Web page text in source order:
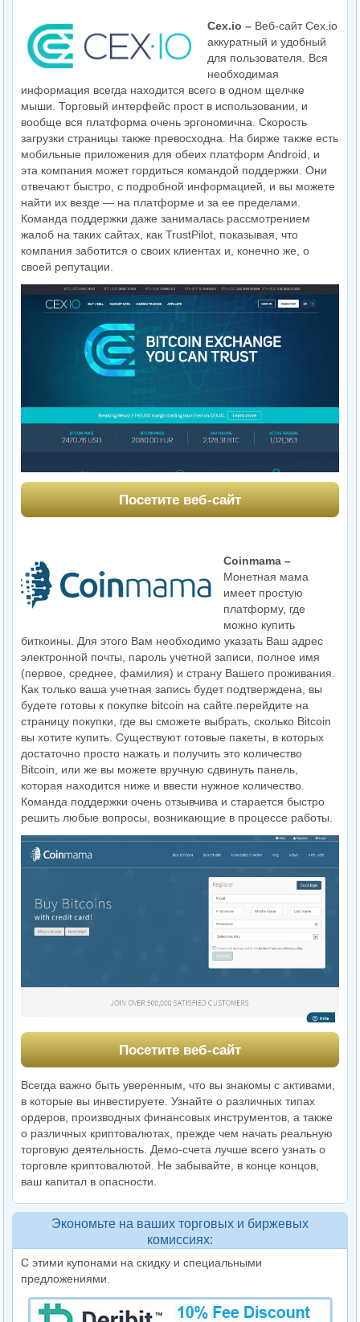
Cex.io – Веб-сайт Cex.io
аккуратный и удобный
для пользователя. Вся
необходимая
информация всегда находится всего в одном щелчке
мыши. Торговый интерфейс прост в использовании, и
вообще вся платформа очень эргономична. Скорость
загрузки страницы также превосходна. На бирже также есть
мобильные приложения для обеих платформ Android, и
эта компания может гордиться командой поддержки. Они
отвечают быстро, с подробной информацией, и вы можете
найти их везде — на платформе и за ее пределами.
Команда поддержки даже занималась рассмотрением
жалоб на таких сайтах, как TrustPilot, показывая, что
компания заботится о своих клиентах и, конечно же, о
своей репутации.
Посетите веб-сайт
Coinmama –
Монетная мама
имеет простую
платформу, где
можно купить
биткоины. Для этого Вам необходимо указать Ваш адрес
электронной почты, пароль учетной записи, полное имя
(первое, среднее, фамилия) и страну Вашего проживания.
Как только ваша учетная запись будет подтверждена, вы
будете готовы к покупке bitcoin на сайте.перейдите на
страницу покупки, где вы сможете выбрать, сколько Bitcoin
вы хотите купить. Существуют готовые пакеты, в которых
достаточно просто нажать и получить это количество
Bitcoin, или же вы можете вручную сдвинуть панель,
которая находится ниже и ввести нужное количество.
Команда поддержки очень отзывчива и старается быстро
решить любые вопросы, возникающие в процессе работы.
Посетите веб-сайт
Всегда важно быть уверенным, что вы знакомы с активами,
в которые вы инвестируете. Узнайте о различных типах
ордеров, производных финансовых инструментов, а также
о различных криптовалютах, прежде чем начать реальную
торговую деятельность. Демо-счета лучше всего узнать о
торговле криптовалютой. Не забывайте, в конце концов,
ваш капитал в опасности.
Экономьте на ваших торговых и биржевых
комиссиях:
С этими купонами на скидку и специальными
предложениями.